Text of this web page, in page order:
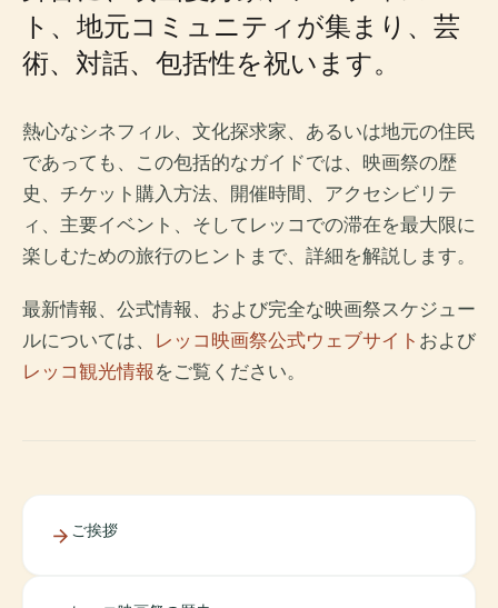
ト、地元コミュニティが集まり、芸
術、対話、包括性を祝います。
熱心なシネフィル、文化探求家、あるいは地元の住民
であっても、この包括的なガイドでは、映画祭の歴
史、チケット購入方法、開催時間、アクセシビリテ
ィ、主要イベント、そしてレッコでの滞在を最大限に
楽しむための旅行のヒントまで、詳細を解説します。
最新情報、公式情報、および完全な映画祭スケジュー
ルについては、 レッコ映画祭公式ウェブサイト および
レッコ観光情報 をご覧ください。
ご挨拶